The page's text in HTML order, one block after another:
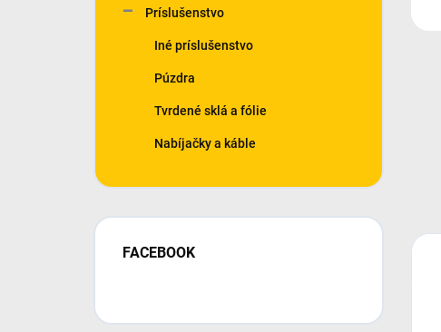
Príslušenstvo
Iné príslušenstvo
Púzdra
Tvrdené sklá a fólie
Nabíjačky a káble
FACEBOOK